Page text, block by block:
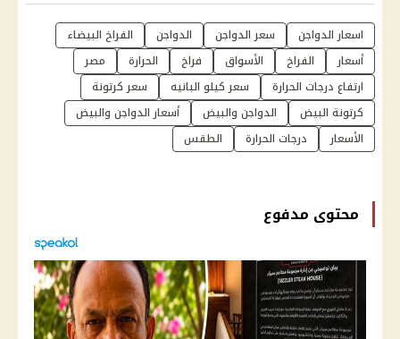
اسعار الدواجن سعر الدواجن الدواجن
الفراخ البيضاء
أسعار
الفراخ الأسواق فراخ الحرارة
مصر
ارتفاع درجات الحرارة
سعر كيلو البانيه
سعر كرتونة
كرتونة البيض
الدواجن والبيض
أسعار الدواجن والبيض
الأسعار
درجات الحرارة الطقس
محتوى مدفوع